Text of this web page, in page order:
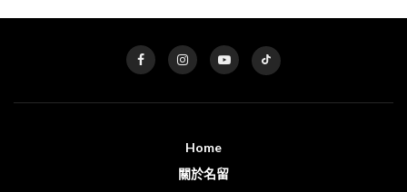
Home
關於名留